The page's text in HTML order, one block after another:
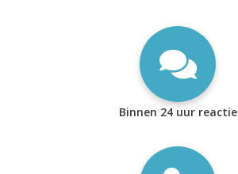
Binnen 24 uur reactie